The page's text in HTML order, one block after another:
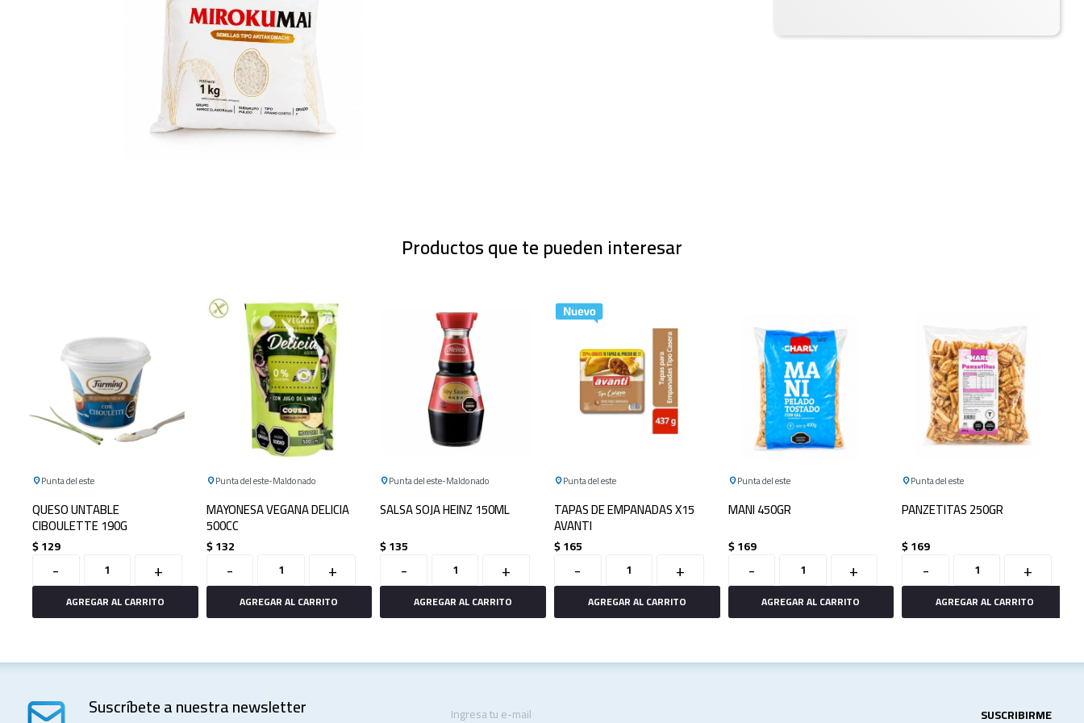
Productos que te pueden interesar
Punta del este
QUESO UNTABLE
CIBOULETTE 190G
$129
- +
Punta del este Maldonado
MAYONESA VEGANA DELICIA
500CC
$132
- +
Punta del este Maldonado
SALSA SOJA HEINZ 150ML
$135
- +
Punta del este
TAPAS DE EMPANADAS X15
AVANTI
$165
- +
Punta del este
MANI 450GR
$169
- +
Punta del este
PANZETITAS 250GR
$169
- +
Suscríbete a nuestra newsletter SUSCRIBIRME